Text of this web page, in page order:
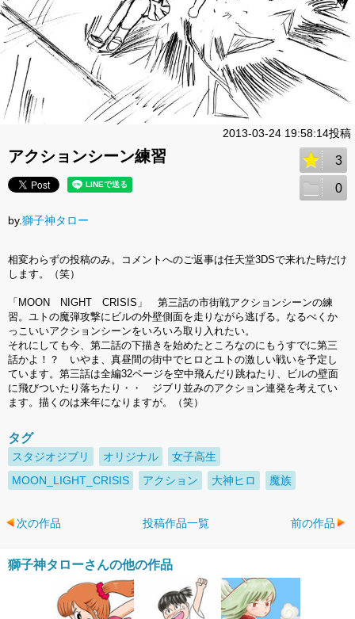
2013-03-24 19:58:14投稿
アクションシーン練習 3
0
by.獅子神タロー
相変わらずの投稿のみ。コメントへのご返事は任天堂3DSで来れた時だけ
します。（笑）
「MOON NIGHT CRISIS」 第三話の市街戦アクションシーンの練
習。ユトの魔弾攻撃にビルの外壁側面を走りながら逃げる。なるべくか
っこいいアクションシーンをいろいろ取り入れたい。
それにしても今、第二話の下描きを始めたところなのにもうすでに第三
話かよ！？ いやま、真昼間の街中でヒロとユトの激しい戦いを予定し
ています。第三話は全編32ページを空中飛んだり跳ねたり、ビルの壁面
に飛びついたり落ちたり・・ ジブリ並みのアクション連発を考えてい
ます。描くのは来年になりますが。（笑）
タグ
スタジオジブリ オリジナル
女子高生
MOON_LIGHT_CRISIS
アクション 大神ヒロ 魔族
次の作品 投稿作品一覧 前の作品
獅子神タローさんの他の作品